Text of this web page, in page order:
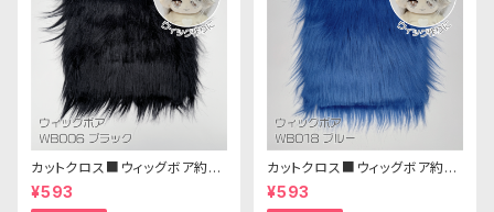
カットクロス■ウィッグボア約8c
m(ブラック)WB006ボア生地 2
5cm × 45cm
¥593
カットクロス■ウィッグボア約8c
m(ブルー)WB018 ボア生地 25
cm × 45cm
¥593